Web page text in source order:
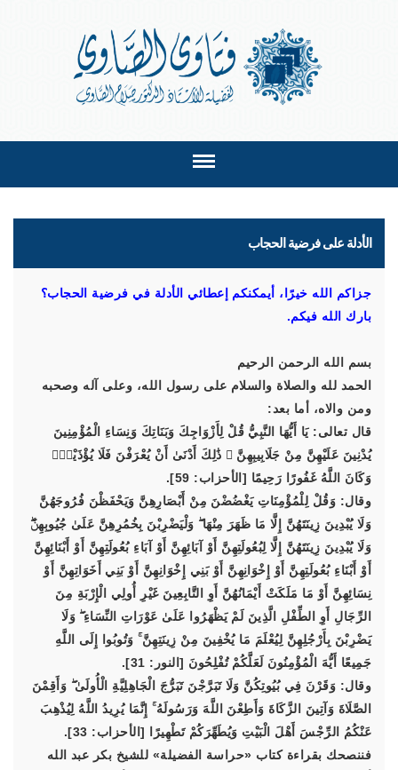
الأدلة على فرضية الحجاب
جزاكم الله خيرًا، أيمكنكم إعطائي الأدلة في فرضية الحجاب؟
بارك الله فيكم.
بسم الله الرحمن الرحيم
الحمد لله والصلاة والسلام على رسول الله، وعلى آله وصحبه
ومن والاه، أما بعد:
قال تعالى: يَا أَيُّهَا النَّبِيُّ قُلْ لِأَزْوَاجِكَ وَبَنَاتِكَ وَنِسَاءِ الْمُؤْمِنِينَ
يُدْنِينَ عَلَيْهِنَّ مِنْ جَلَابِيبِهِنَّ ۚ ذَٰلِكَ أَدْنَىٰ أَنْ يُعْرَفْنَ فَلَا يُؤْذَيْنَۗ
وَكَانَ اللَّهُ غَفُورًا رَحِيمًا [الأحزاب: 59].
وقال: وَقُلْ لِلْمُؤْمِنَاتِ يَغْضُضْنَ مِنْ أَبْصَارِهِنَّ وَيَحْفَظْنَ فُرُوجَهُنَّ
وَلَا يُبْدِينَ زِينَتَهُنَّ إِلَّا مَا ظَهَرَ مِنْهَا ۖ وَلْيَضْرِبْنَ بِخُمُرِهِنَّ عَلَىٰ جُيُوبِهِنَّۖ
وَلَا يُبْدِينَ زِينَتَهُنَّ إِلَّا لِبُعُولَتِهِنَّ أَوْ آبَائِهِنَّ أَوْ آبَاءِ بُعُولَتِهِنَّ أَوْ أَبْنَائِهِنَّ
أَوْ أَبْنَاءِ بُعُولَتِهِنَّ أَوْ إِخْوَانِهِنَّ أَوْ بَنِي إِخْوَانِهِنَّ أَوْ بَنِي أَخَوَاتِهِنَّ أَوْ
نِسَائِهِنَّ أَوْ مَا مَلَكَتْ أَيْمَانُهُنَّ أَوِ التَّابِعِينَ غَيْرِ أُولِي الْإِرْبَةِ مِنَ
الرِّجَالِ أَوِ الطِّفْلِ الَّذِينَ لَمْ يَظْهَرُوا عَلَىٰ عَوْرَاتِ النِّسَاءِ ۖ وَلَا
يَضْرِبْنَ بِأَرْجُلِهِنَّ لِيُعْلَمَ مَا يُخْفِينَ مِنْ زِينَتِهِنَّ ۚ وَتُوبُوا إِلَى اللَّهِ
جَمِيعًا أَيُّهَ الْمُؤْمِنُونَ لَعَلَّكُمْ تُفْلِحُونَ [النور: 31].
وقال: وَقَرْنَ فِي بُيُوتِكُنَّ وَلَا تَبَرَّجْنَ تَبَرُّجَ الْجَاهِلِيَّةِ الْأُولَىٰ ۖ وَأَقِمْنَ
الصَّلَاةَ وَآتِينَ الزَّكَاةَ وَأَطِعْنَ اللَّهَ وَرَسُولَهُ ۚ إِنَّمَا يُرِيدُ اللَّهُ لِيُذْهِبَ
عَنْكُمُ الرِّجْسَ أَهْلَ الْبَيْتِ وَيُطَهِّرَكُمْ تَطْهِيرًا [الأحزاب: 33].
فننصحك بقراءة كتاب «حراسة الفضيلة» للشيخ بكر عبد الله